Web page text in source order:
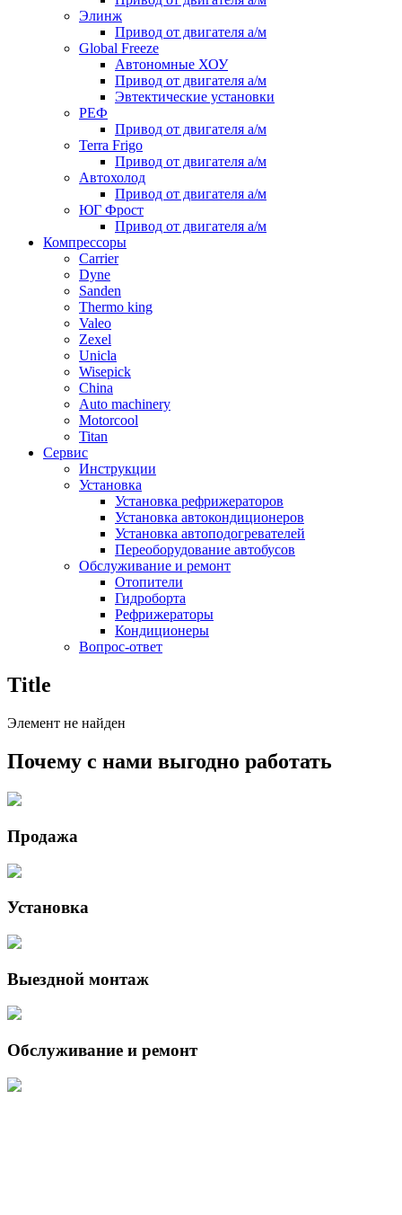
Элинж
Привод от двигателя а/м
Global Freeze
Автономные ХОУ
Привод от двигателя а/м
Эвтектические установки
РЕФ
Привод от двигателя а/м
Terra Frigo
Привод от двигателя а/м
Автохолод
Привод от двигателя а/м
ЮГ Фрост
Привод от двигателя а/м
Компрессоры
Carrier
Dyne
Sanden
Thermo king
Valeo
Zexel
Unicla
Wisepick
China
Auto machinery
Motorcool
Titan
Сервис
Инструкции
Установка
Установка рефрижераторов
Установка автокондиционеров
Установка автоподогревателей
Переоборудование автобусов
Обслуживание и ремонт
Отопители
Гидроборта
Рефрижераторы
Кондиционеры
Вопрос-ответ
Title
Элемент не найден
Почему с нами выгодно работать
Продажа
Установка
Выездной монтаж
Обслуживание и ремонт